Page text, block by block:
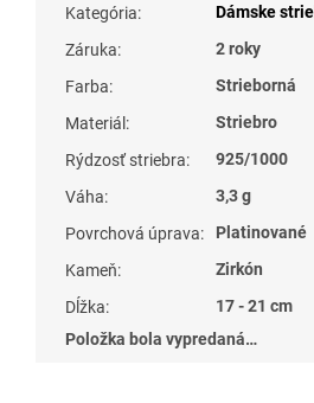
Kategória:
Dámske
Záruka:
2 roky
Farba:
Strieborná
Materiál :
Striebro
Rýdzosť striebra:
925/1000
Váha:
3,3 g
Povrchová úprava:
Platinované
Kameň:
Zirkón
Dĺžka:
17 - 21 cm
Položka bola vypredaná…